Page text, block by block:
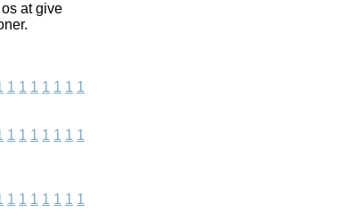
at give
1 1 1 1 1 1 1
1 1 1 1 1 1 1
1 1 1 1 1 1 1